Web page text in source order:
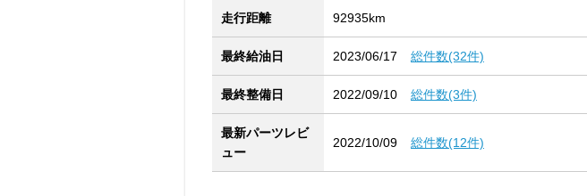
走行距離 92935km
最終給油日 2023/06/17 総件数(32件)
最終整備日 2022/09/10 総件数(3件)
最新パーツレビ
ュー
2022/10/09 総件数(12件)